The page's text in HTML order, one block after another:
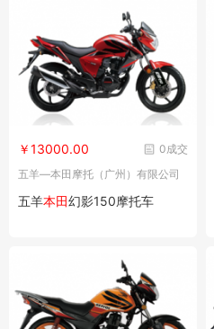
0成交
￥13000.00
五羊—本田摩托（广州）有限公司
五羊本田幻影150摩托车